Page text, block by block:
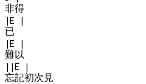
非得
|E
|
已
|E
|
難以
| |E
|
忘記初次見